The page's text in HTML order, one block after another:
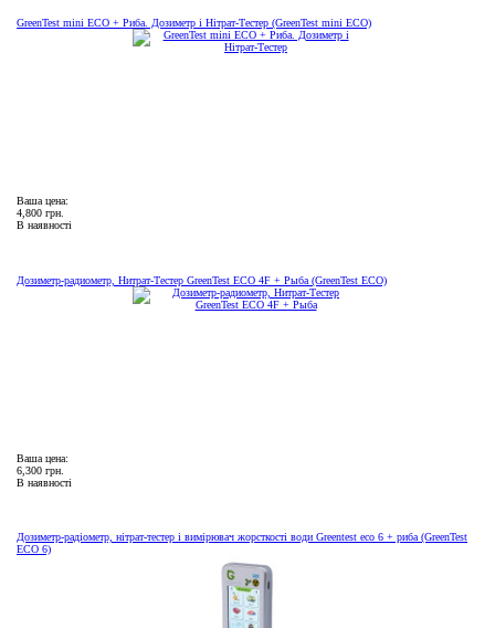
GreenTest mini ECO + Риба. Дозиметр і Нітрат-Тестер (GreenTest mini ECO)
Ваша цена:
4,800 грн.
В наявності
Дозиметр-радиометр, Нитрат-Тестер GreenTest ECO 4F + Рыба (GreenTest ECO)
Ваша цена:
6,300 грн.
В наявності
Дозиметр-радіометр, нітрат-тестер і вимірювач жорсткості води Greentest eco 6 + риба (GreenTest
ECO 6)